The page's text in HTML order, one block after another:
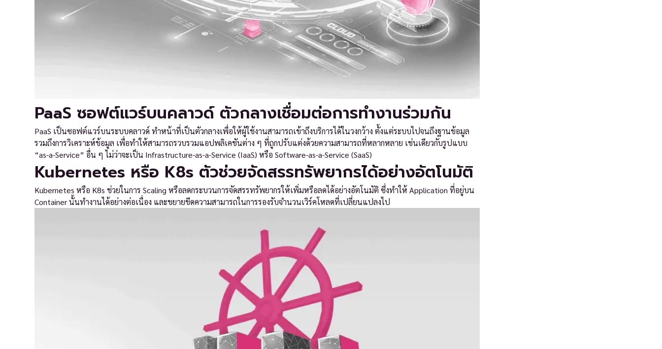
PaaS ซอฟต์แวร์บนคลาวด์ ตัวกลางเชื่อมต่อการทำงานร่วมกัน
PaaS เป็นซอฟต์แวร์บนระบบคลาวด์ ทำหน้าที่เป็นตัวกลางเพื่อให้ผู้ใช้งานสามารถเข้าถึงบริการได้ในวงกว้าง ตั้งแต่ระบบไปจนถึงฐานข้อมูล
รวมถึงการวิเคราะห์ข้อมูล เพื่อทำให้สามารถรวบรวมแอปพลิเคชันต่าง ๆ ที่ถูกปรับแต่งด้วยความสามารถที่หลากหลาย เช่นเดียวกับรูปแบบ
“as-a-Service” อื่น ๆ ไม่ว่าจะเป็น Infrastructure-as-a-Service (IaaS) หรือ Software-as-a-Service (SaaS)
Kubernetes หรือ K8s ตัวช่วยจัดสรรทรัพยากรได้อย่างอัตโนมัติ
Kubernetes หรือ K8s ช่วยในการ Scaling หรือลดกระบวนการจัดสรรทรัพยากรให้เพิ่มหรือลดได้อย่างอัตโนมัติ ซึ่งทำให้ Application ที่อยู่บน
Container นั้นทำงานได้อย่างต่อเนื่อง และขยายขีดความสามารถในการรองรับจำนวนเวิร์คโหลดที่เปลี่ยนแปลงไป